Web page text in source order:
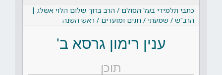
כתבי תלמידי בעל הסולם / הרב ברוך שלום הלוי אשלג |
הרב"ש / שמעתי / חגים ומועדים / ראש השנה
ענין רימון גרסא ב'
תוכן